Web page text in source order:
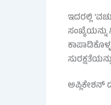
ಇದರಲ್ಲಿ